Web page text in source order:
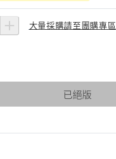
大量採購請至團購專區
已絕版